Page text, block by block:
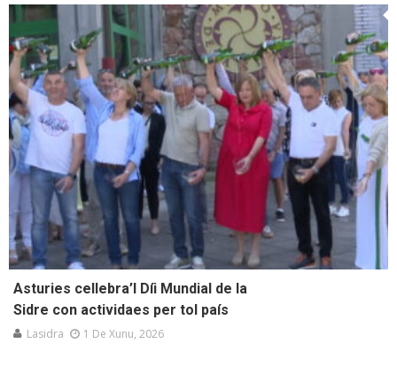
Asturies cellebra’l Díi Mundial de la
Sidre con actividaes per tol país
Lasidra 1 De Xunu, 2026